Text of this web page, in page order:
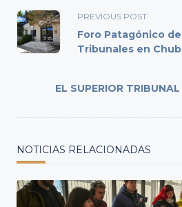
<span
class="nav-
subtitle
PREVIOUS POST
Foro Patagónico
Tribunales en
EL SUPERIOR
NOTICIAS RELACIONADAS